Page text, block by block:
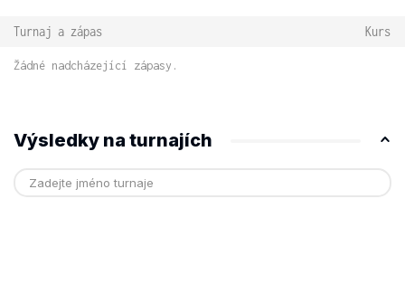
Turnaj a zápas Kurs
Žádné nadcházející zápasy.
Výsledky na turnajích